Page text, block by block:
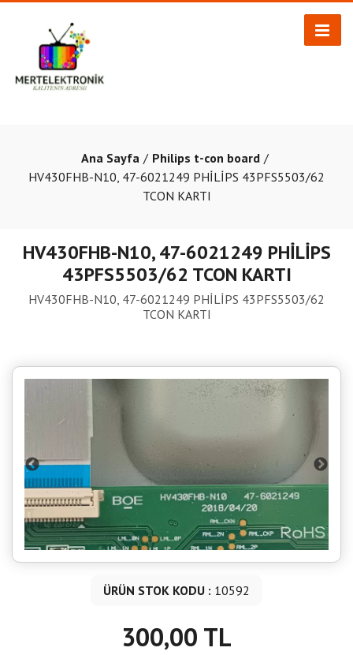
Ana Sayfa
Philips t-con board
HV430FHB-N10, 47-6021249 PHİLİPS 43PFS5503/62
TCON KARTI
HV430FHB-N10, 47-6021249 PHİLİPS
43PFS5503/62 TCON KARTI
HV430FHB-N10, 47-6021249 PHİLİPS 43PFS5503/62
TCON KARTI
ÜRÜN STOK KODU : 10592
300,00 TL